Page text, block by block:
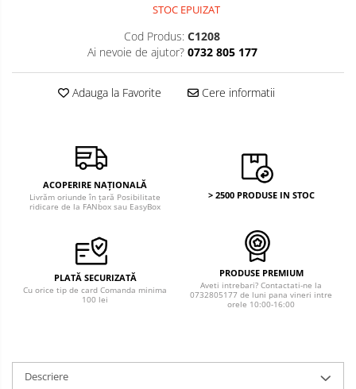
Monede Australia si Oceania
Monede Euro, Eurocenti
Monede Europa
Bancnote Australia si Oceania
Gradate PMG
STOC EPUIZAT
Cod Produs: C1208
Ai nevoie de ajutor? 0732 805 177
Adauga la Favorite Cere informatii
ACOPERIRE NAȚIONALĂ
Livrăm oriunde în țară Posibilitate
ridicare de la FANbox sau EasyBox
> 2500 PRODUSE IN STOC
PLATĂ SECURIZATĂ
Cu orice tip de card Comanda minima
100 lei
PRODUSE PREMIUM
Aveti intrebari? Contactati-ne la
0732805177 de luni pana vineri intre
orele 10:00-16:00
Descriere